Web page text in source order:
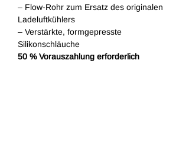
– Flow-Rohr zum Ersatz des originalen
Ladeluftkühlers
– Verstärkte, formgepresste
Silikonschläuche
50 % Vorauszahlung erforderlich